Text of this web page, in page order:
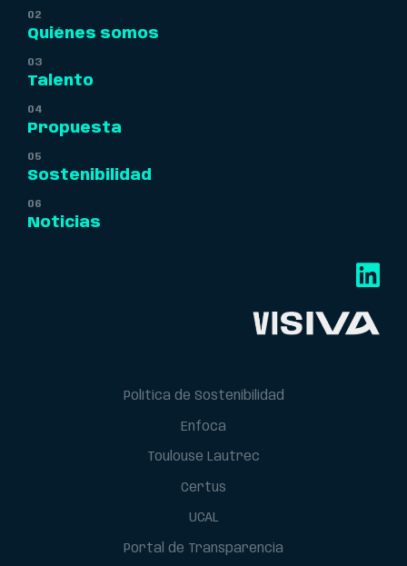
Quiénes somos
Talento
Propuesta
Sostenibilidad
Noticias
Política de Sostenibilidad
Enfoca
Toulouse Lautrec
Certus
UCAL
Portal de Transparencia